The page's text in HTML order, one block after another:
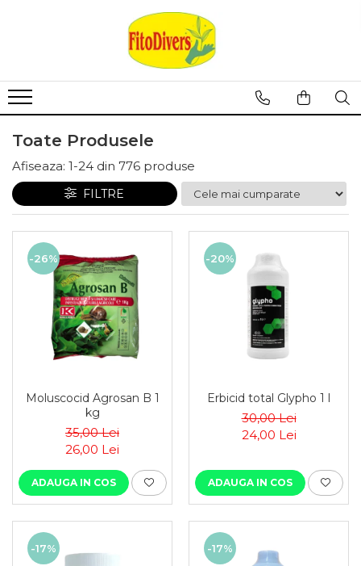
Toate Produsele
Afiseaza: 1-24 din 776 produse
FILTRE
-26%
Moluscocid Agrosan B 1
kg
35,00 Lei
26,00 Lei
ADAUGA IN COS
-20%
Erbicid total Glypho 1 l
30,00 Lei
24,00 Lei
ADAUGA IN COS
-17% -17%